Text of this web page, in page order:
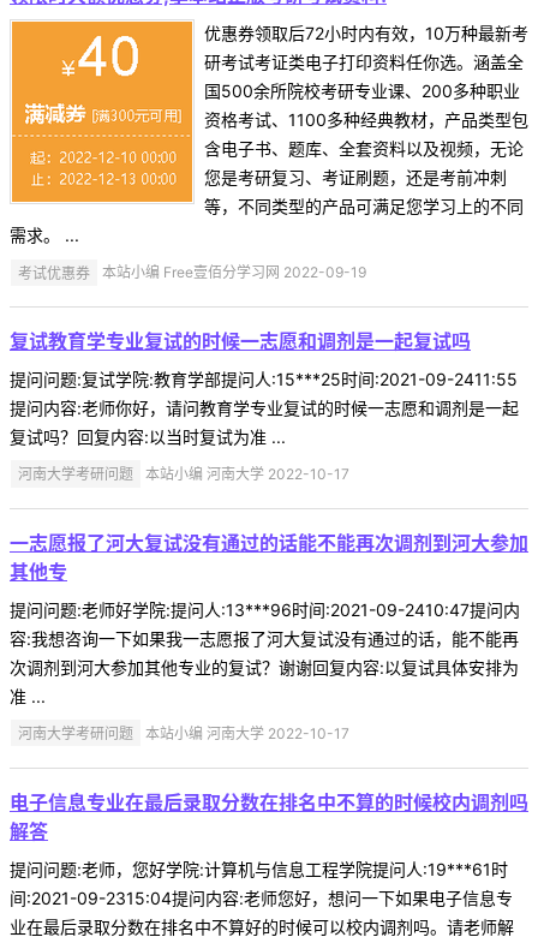
优惠券领取后72小时内有效，10万种最新考
研考试考证类电子打印资料任你选。涵盖全
国500余所院校考研专业课、200多种职业
资格考试、1100多种经典教材，产品类型包
含电子书、题库、全套资料以及视频，无论
您是考研复习、考证刷题，还是考前冲刺
等，不同类型的产品可满足您学习上的不同
需求。 ...
考试优惠券 本站小编 Free壹佰分学习网 2022-09-19
复试教育学专业复试的时候一志愿和调剂是一起复试吗
提问问题:复试学院:教育学部提问人:15***25时间:2021-09-2411:55
提问内容:老师你好，请问教育学专业复试的时候一志愿和调剂是一起
复试吗？回复内容:以当时复试为准 ...
河南大学考研问题 本站小编 河南大学 2022-10-17
一志愿报了河大复试没有通过的话能不能再次调剂到河大参加
其他专
提问问题:老师好学院:提问人:13***96时间:2021-09-2410:47提问内
容:我想咨询一下如果我一志愿报了河大复试没有通过的话，能不能再
次调剂到河大参加其他专业的复试？谢谢回复内容:以复试具体安排为
准 ...
河南大学考研问题 本站小编 河南大学 2022-10-17
电子信息专业在最后录取分数在排名中不算的时候校内调剂吗
解答
提问问题:老师，您好学院:计算机与信息工程学院提问人:19***61时
间:2021-09-2315:04提问内容:老师您好，想问一下如果电子信息专
业在最后录取分数在排名中不算好的时候可以校内调剂吗。请老师解